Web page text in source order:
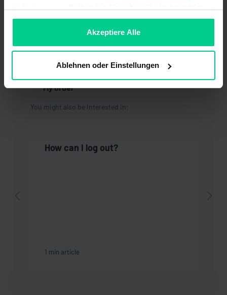
sein, können Sie die Verwendung von Cookies hier
Akzeptiere Alle
Ablehnen oder Einstellungen
Pricing policy
Customer account
Return
Payment
My order
You might also be interested in:
How can I log out?
1 min article